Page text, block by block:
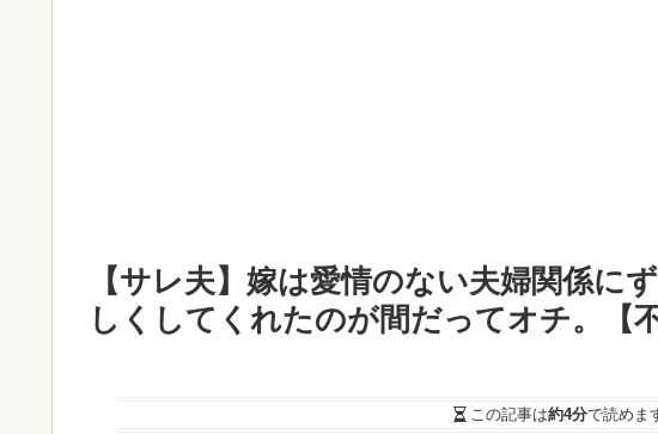
【サレ夫】嫁は愛情のない夫婦関係に
しくしてくれたのが間だってオチ。【不
この記事は約4分で読めま